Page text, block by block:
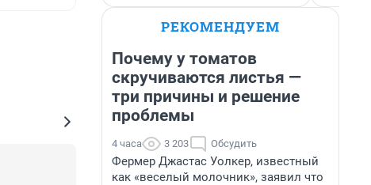
РЕКОМЕНДУЕМ
Почему у томатов
скручиваются листья —
три причины и решение
проблемы
4 часа 3 203 Обсудить
Фермер Джастас Уолкер, известный
как «веселый молочник», заявил что